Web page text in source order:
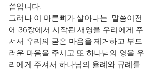
씀입니다.
그러나 이 마른뼈가 살아나는  말씀이전
에 36장에서 시작된 새영을 우리에게 주
셔서 우리의 굳은 마음을 제거하고 부드
러운 마음을 주시고 또 하나님의 영을 우
리에게 주셔서 하나님의 율례와 규례를